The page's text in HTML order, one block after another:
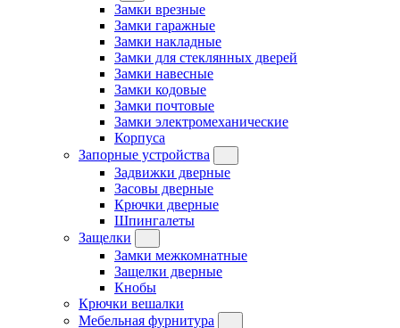
Замки врезные
Замки гаражные
Замки накладные
Замки для стеклянных дверей
Замки навесные
Замки кодовые
Замки почтовые
Замки электромеханические
Корпуса
Запорные устройства
Задвижки дверные
Засовы дверные
Крючки дверные
Шпингалеты
Защелки
Замки межкомнатные
Защелки дверные
Кнобы
Крючки вешалки
Мебельная фурнитура